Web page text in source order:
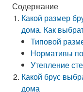
Содержание
Какой размер
дома. Как
Типовой
Нормативы
Утепление
Какой брус
дома